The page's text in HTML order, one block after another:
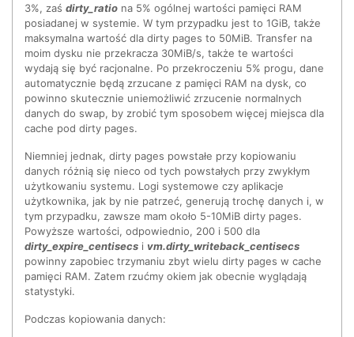
3%, zaś dirty_ratio na 5% ogólnej wartości pamięci RAM
posiadanej w systemie. W tym przypadku jest to 1GiB, także
maksymalna wartość dla dirty pages to 50MiB. Transfer na
moim dysku nie przekracza 30MiB/s, także te wartości
wydają się być racjonalne. Po przekroczeniu 5% progu, dane
automatycznie będą zrzucane z pamięci RAM na dysk, co
powinno skutecznie uniemożliwić zrzucenie normalnych
danych do swap, by zrobić tym sposobem więcej miejsca dla
cache pod dirty pages.
Niemniej jednak, dirty pages powstałe przy kopiowaniu
danych różnią się nieco od tych powstałych przy zwykłym
użytkowaniu systemu. Logi systemowe czy aplikacje
użytkownika, jak by nie patrzeć, generują trochę danych i, w
tym przypadku, zawsze mam około 5-10MiB dirty pages.
Powyższe wartości, odpowiednio, 200 i 500 dla
dirty_expire_centisecs i vm.dirty_writeback_centisecs
powinny zapobiec trzymaniu zbyt wielu dirty pages w cache
pamięci RAM. Zatem rzućmy okiem jak obecnie wyglądają
statystyki.
Podczas kopiowania danych: